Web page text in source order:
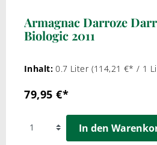
Armagnac Darroze
Biologic 2011
Inhalt:0.7 Liter (114,21 €* / 1
79,95 €*
In den